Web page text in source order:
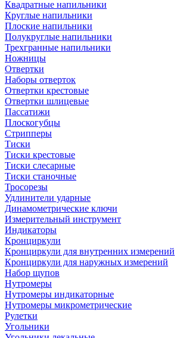
Квадратные напильники
Круглые напильники
Плоские напильники
Полукруглые напильники
Трехгранные напильники
Ножницы
Отвертки
Наборы отверток
Отвертки крестовые
Отвертки шлицевые
Пассатижи
Плоскогубцы
Стрипперы
Тиски
Тиски крестовые
Тиски слесарные
Тиски станочные
Тросорезы
Удлинители ударные
Динамометрические ключи
Измерительный инструмент
Индикаторы
Кронциркули
Кронциркули для внутренних измерений
Кронциркули для наружных измерений
Набор щупов
Нутромеры
Нутромеры индикаторные
Нутромеры микрометрические
Рулетки
Угольники